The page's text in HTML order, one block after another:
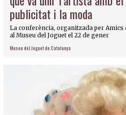
publicitat i la moda
La conferència, organitzada per Amics
al Museu del Joguet el 22 de gener
Museu del Joguet de Catalunya